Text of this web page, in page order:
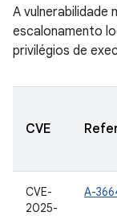
A vulnerabilidade
escalonamento
privilégios de
CVE
CVE-
2025-
A-